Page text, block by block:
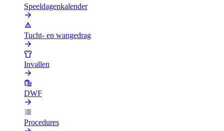
Speeldagenkalender
Tucht- en wangedrag
Invallen
DWF
Procedures